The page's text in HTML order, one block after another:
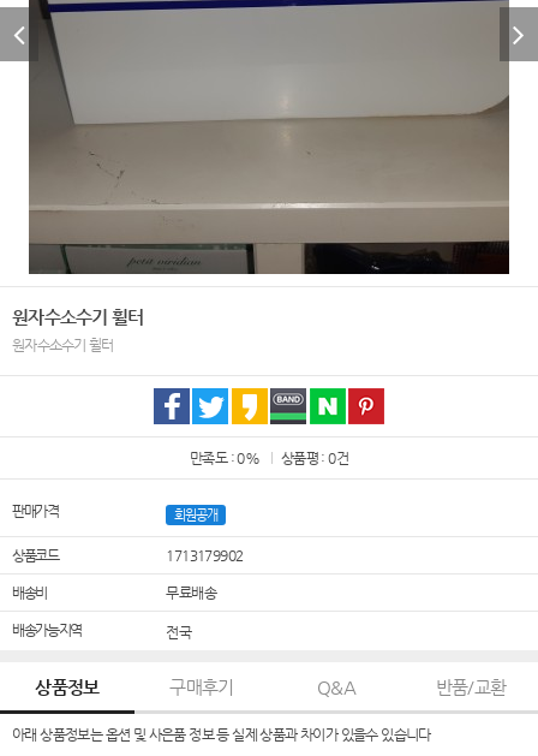
원자수소수기 휠터
원자수소수기 휠터
만족도 : 0% 상품평 : 0건
판매가격 회원공개
상품코드 1713179902
배송비 무료배송
배송가능지역 전국
상품정보 구매후기 Q&A 반품/교환
아래 상품정보는 옵션 및 사은품 정보 등 실제 상품과 차이가 있을수 있습니다